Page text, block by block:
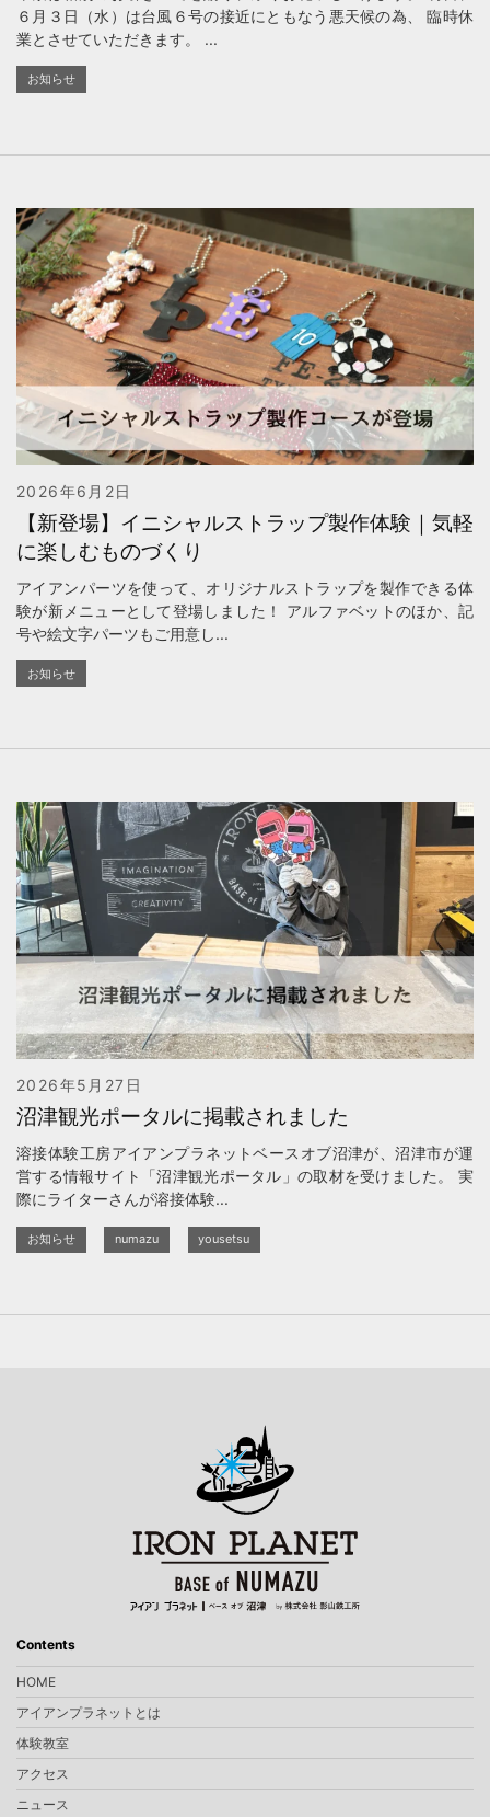
６月３日（水）は台風６号の接近にともなう悪天候の為、 臨時休
業とさせていただきます。 ...
お知らせ
2026年6月2日
【新登場】イニシャルストラップ製作体験｜気軽
に楽しむものづくり
アイアンパーツを使って、オリジナルストラップを製作できる体
験が新メニューとして登場しました！ アルファベットのほか、記
号や絵文字パーツもご用意し...
お知らせ
2026年5月27日
沼津観光ポータルに掲載されました
溶接体験工房アイアンプラネットベースオブ沼津が、沼津市が運
営する情報サイト「沼津観光ポータル」の取材を受けました。 実
際にライターさんが溶接体験...
お知らせ numazu yousetsu
Contents
HOME
アイアンプラネットとは
体験教室
アクセス
ニュース